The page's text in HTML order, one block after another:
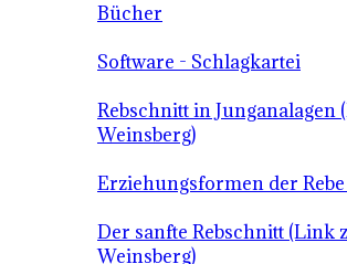
Bücher
Software - Schlagkartei
Rebschnitt in
Weinsberg)
Erziehungsformen der
Der sanfte Rebschnitt (Link
Weinsberg)